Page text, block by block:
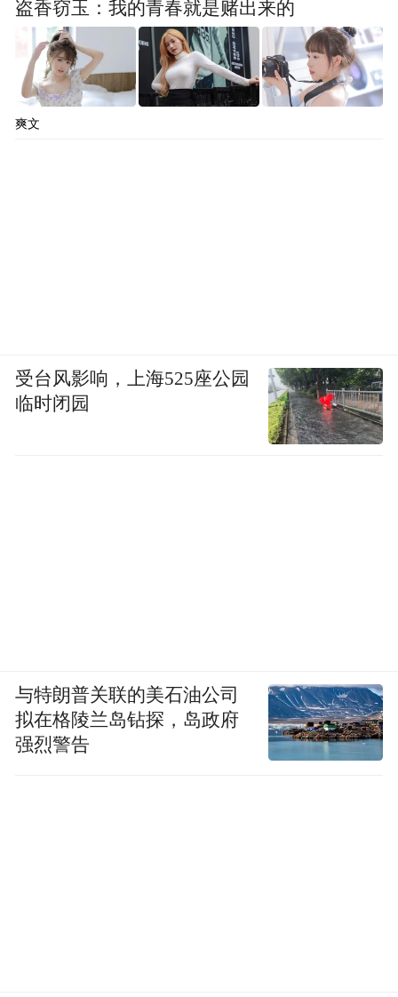
盗香窃玉：我的青春就是赌出来的
爽文
受台风影响，上海525座公园
临时闭园
与特朗普关联的美石油公司
拟在格陵兰岛钻探，岛政府
强烈警告